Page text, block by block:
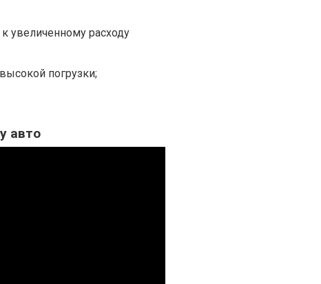
увеличенному расходу
погрузки;
авто